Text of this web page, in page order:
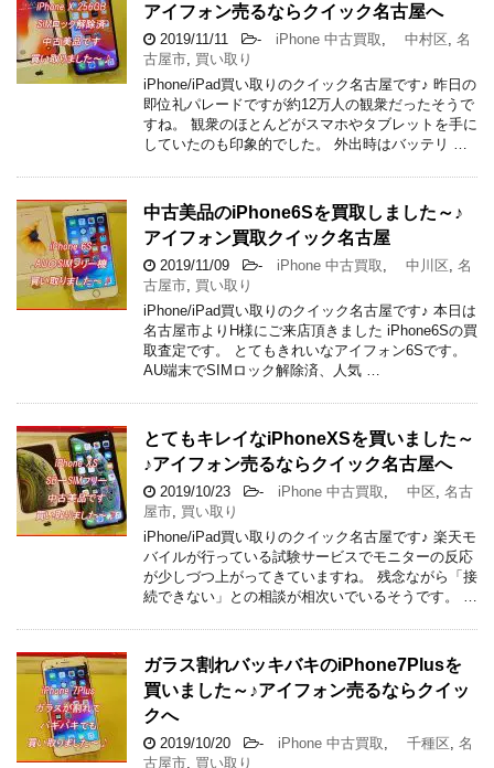
アイフォン売るならクイック名古屋へ
2019/11/11 - iPhone 中古買取 中村区 名
古屋市 買い取り
iPhone/iPad買い取りのクイック名古屋です♪ 昨日の
即位礼パレードですが約12万人の観衆だったそうで
すね。 観衆のほとんどがスマホやタブレットを手に
していたのも印象的でした。 外出時はバッテリ …
中古美品のiPhone6Sを買取しました～♪
アイフォン買取クイック名古屋
2019/11/09 - iPhone 中古買取 中川区 名
古屋市 買い取り
iPhone/iPad買い取りのクイック名古屋です♪ 本日は
名古屋市よりH様にご来店頂きました iPhone6Sの買
取査定です。 とてもきれいなアイフォン6Sです。
AU端末でSIMロック解除済、人気 …
とてもキレイなiPhoneXSを買いました～
♪アイフォン売るならクイック名古屋へ
2019/10/23 - iPhone 中古買取 中区 名古
屋市 買い取り
iPhone/iPad買い取りのクイック名古屋です♪ 楽天モ
バイルが行っている試験サービスでモニターの反応
が少しづつ上がってきていますね。 残念ながら「接
続できない」との相談が相次いでいるそうです。 …
ガラス割れバッキバキのiPhone7Plusを
買いました～♪アイフォン売るならクイッ
クへ
2019/10/20 - iPhone 中古買取 千種区 名
古屋市 買い取り